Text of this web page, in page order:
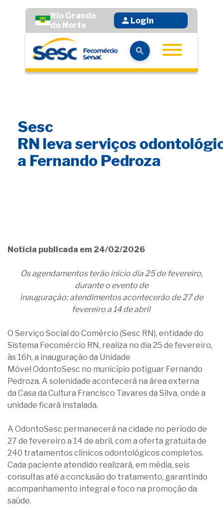
Rio Grande
do Norte
Login
Sesc
RN leva serviços
a Fernando Pedroza
Notícia publicada em 24/02/2026
Os agendamentos terão início dia 25 de fevereiro,
durante o evento de
inauguração; atendimentos acontecerão de 27 de
fevereiro a 14 de abril
O Serviço Social do Comércio (Sesc RN), entidade do
Sistema Fecomércio RN, realiza no dia 25 de fevereiro,
às 16h, a inauguração da Unidade
Móvel OdontoSesc no município potiguar Fernando
Pedroza. A solenidade acontecerá na área externa
da Casa da Cultura Francisco Tavares da Silva, onde a
unidade ficará instalada.
A OdontoSesc permanecerá na cidade no período de
27 de fevereiro a 14 de abril, com a oferta gratuita de
240 tratamentos clínicos odontológicos completos.
Cada paciente atendido realizará, em média, seis
consultas até a conclusão do tratamento, garantindo
acompanhamento integral e foco na promoção da
saúde.